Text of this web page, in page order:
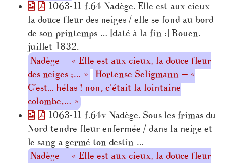
1063-11 f.64 Nadège. Elle est aux cieux
la douce fleur des neiges / elle se fond au bord
de son printemps … [daté à la fin :] Rouen.
juillet 1832.
Nadège — « Elle est aux cieux, la douce fleur
des neiges ;… »
Hortense Seligmann — «
C’est... hélas ! non, c’était la lointaine
colombe,… »
1063-11 f.64v Nadège. Sous les frimas du
Nord tendre fleur enfermée / dans la neige et
le sang a germé ton destin …
Nadège — « Elle est aux cieux, la douce fleur